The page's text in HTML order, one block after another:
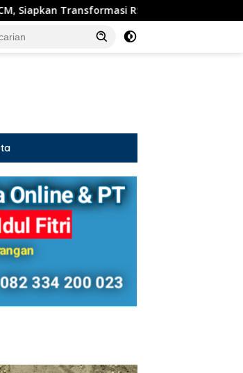
RSUD Sosodoro untuk Pelayanan Kesehatan